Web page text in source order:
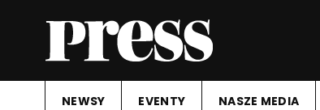
NEWSY EVENTY NASZE MEDIA